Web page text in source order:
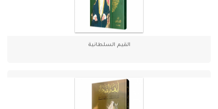
القيم السلطانية